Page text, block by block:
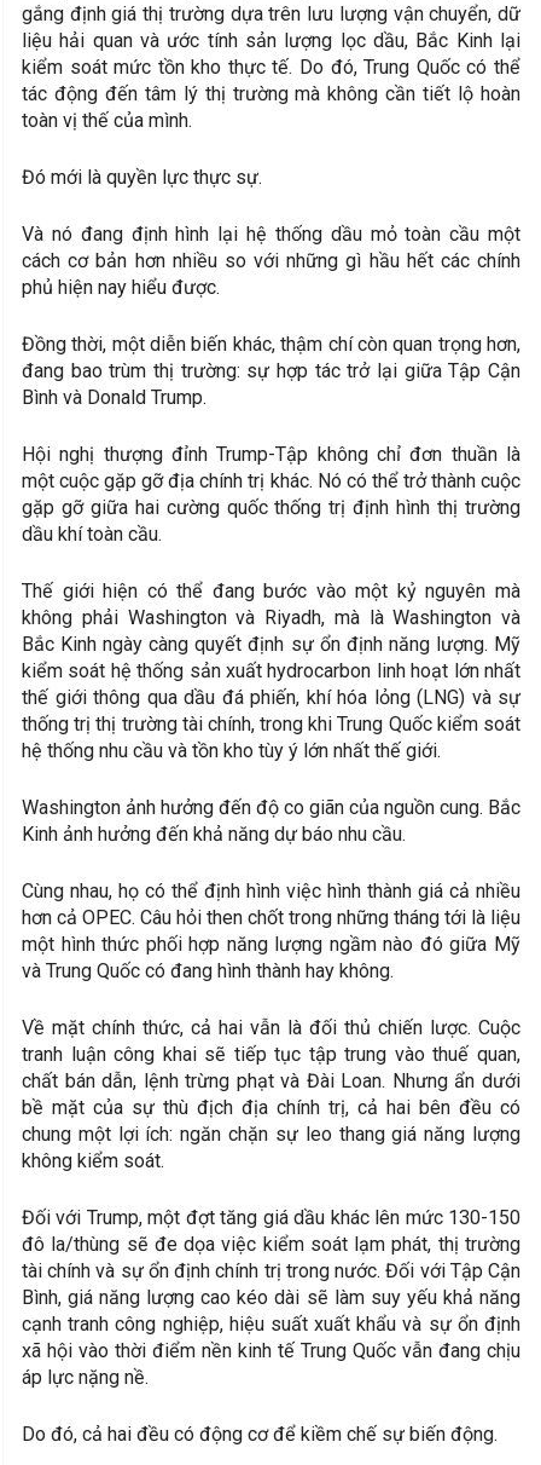
gắng định giá thị trường dựa trên lưu lượng vận chuyển, dữ
liệu hải quan và ước tính sản lượng lọc dầu, Bắc Kinh lại
kiểm soát mức tồn kho thực tế. Do đó, Trung Quốc có thể
tác động đến tâm lý thị trường mà không cần tiết lộ hoàn
toàn vị thế của mình.
Đó mới là quyền lực thực sự.
Và nó đang định hình lại hệ thống dầu mỏ toàn cầu một
cách cơ bản hơn nhiều so với những gì hầu hết các chính
phủ hiện nay hiểu được.
Đồng thời, một diễn biến khác, thậm chí còn quan trọng hơn,
đang bao trùm thị trường: sự hợp tác trở lại giữa Tập Cận
Bình và Donald Trump.
Hội nghị thượng đỉnh Trump-Tập không chỉ đơn thuần là
một cuộc gặp gỡ địa chính trị khác. Nó có thể trở thành cuộc
gặp gỡ giữa hai cường quốc thống trị định hình thị trường
dầu khí toàn cầu.
Thế giới hiện có thể đang bước vào một kỷ nguyên mà
không phải Washington và Riyadh, mà là Washington và
Bắc Kinh ngày càng quyết định sự ổn định năng lượng. Mỹ
kiểm soát hệ thống sản xuất hydrocarbon linh hoạt lớn nhất
thế giới thông qua dầu đá phiến, khí hóa lỏng (LNG) và sự
thống trị thị trường tài chính, trong khi Trung Quốc kiểm soát
hệ thống nhu cầu và tồn kho tùy ý lớn nhất thế giới.
Washington ảnh hưởng đến độ co giãn của nguồn cung. Bắc
Kinh ảnh hưởng đến khả năng dự báo nhu cầu.
Cùng nhau, họ có thể định hình việc hình thành giá cả nhiều
hơn cả OPEC. Câu hỏi then chốt trong những tháng tới là liệu
một hình thức phối hợp năng lượng ngầm nào đó giữa Mỹ
và Trung Quốc có đang hình thành hay không.
Về mặt chính thức, cả hai vẫn là đối thủ chiến lược. Cuộc
tranh luận công khai sẽ tiếp tục tập trung vào thuế quan,
chất bán dẫn, lệnh trừng phạt và Đài Loan. Nhưng ẩn dưới
bề mặt của sự thù địch địa chính trị, cả hai bên đều có
chung một lợi ích: ngăn chặn sự leo thang giá năng lượng
không kiểm soát.
Đối với Trump, một đợt tăng giá dầu khác lên mức 130-150
đô la/thùng sẽ đe dọa việc kiểm soát lạm phát, thị trường
tài chính và sự ổn định chính trị trong nước. Đối với Tập Cận
Bình, giá năng lượng cao kéo dài sẽ làm suy yếu khả năng
cạnh tranh công nghiệp, hiệu suất xuất khẩu và sự ổn định
xã hội vào thời điểm nền kinh tế Trung Quốc vẫn đang chịu
áp lực nặng nề.
Do đó, cả hai đều có động cơ để kiềm chế sự biến động.